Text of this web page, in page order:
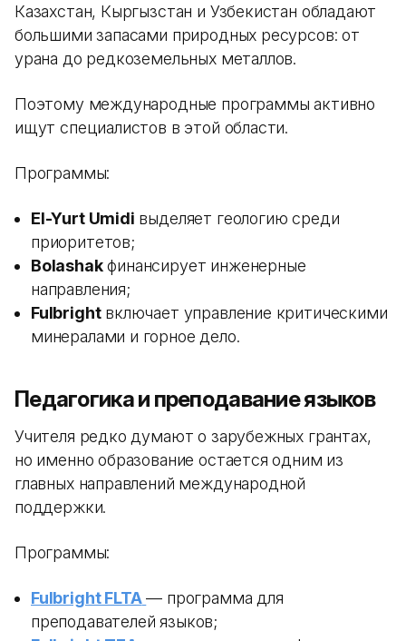
Казахстан, Кыргызстан и Узбекистан обладают
большими запасами природных ресурсов: от
урана до редкоземельных металлов.
Поэтому международные программы активно
ищут специалистов в этой области.
Программы:
El-Yurt Umidi выделяет геологию среди
приоритетов;
Bolashakфинансирует инженерные
направления;
Fulbrightвключает управление критическими
минералами и горное дело.
Педагогика и преподавание языков
Учителя редко думают о зарубежных грантах,
но именно образование остается одним из
главных направлений международной
поддержки.
Программы:
Fulbright FLTA — программа для
преподавателей языков;